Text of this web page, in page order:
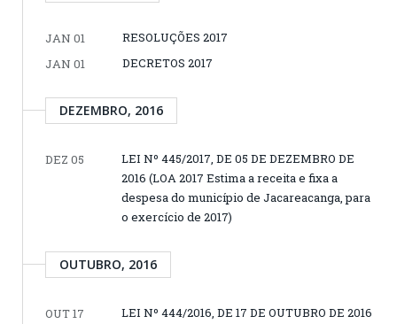
JAN 01
RESOLUÇÕES 2017
JAN 01
DECRETOS 2017
DEZEMBRO, 2016
DEZ 05
LEI Nº 445/2017, DE 05 DE DEZEMBRO DE
2016 (LOA 2017 Estima a receita e fixa a
despesa do município de Jacareacanga, para
o exercício de 2017)
OUTUBRO, 2016
OUT 17
LEI Nº 444/2016, DE 17 DE OUTUBRO DE 2016